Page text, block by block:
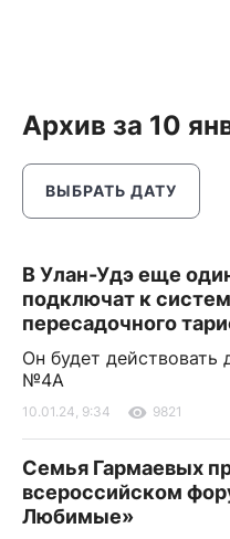
Архив за 10
ВЫБРАТЬ ДАТУ
В Улан-Удэ еще
подключат к
пересадочного
Он будет действовать
№4А
10.01.24, 9:34 9821
Семья Гармаевых
всероссийском
Любимые»